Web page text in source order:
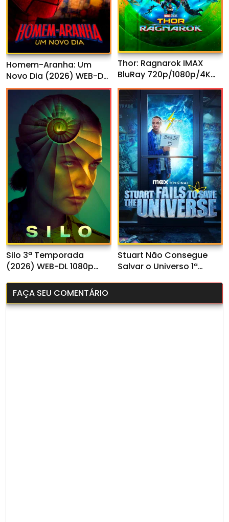
Homem-Aranha: Um
Novo Dia (2026) WEB-DL
720p/1080p Dual Áudio
Thor: Ragnarok IMAX
BluRay 720p/1080p/4K
Dual Áudio
Silo 3ª Temporada
(2026) WEB-DL 1080p
Stuart Não Consegue
Salvar o Universo 1ª
FAÇA SEU COMENTÁRIO